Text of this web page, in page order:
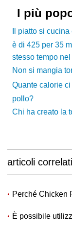
I più
Il piatto si
è di 425 per 35
stesso tempo
Non si mangia
Quante calorie
pollo?
Chi ha creato la
articoli correlati
Perché Chicken
È possibile